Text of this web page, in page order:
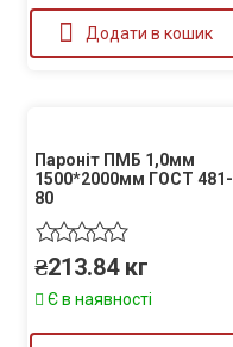
Додати в кошик
Пароніт ПМБ 1,0мм
1500*2000мм ГОСТ 481-
80
₴213.84 кг
Є в наявності